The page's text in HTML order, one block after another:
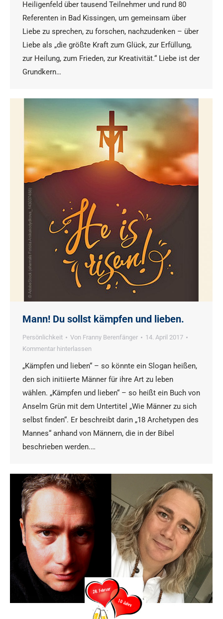
Heiligenfeld über tausend Teilnehmer und rund 80
Referenten in Bad Kissingen, um gemeinsam über
Liebe zu sprechen, zu forschen, nachzudenken – über
Liebe als „die größte Kraft zum Glück, zur Erfüllung,
zur Heilung, zum Frieden, zur Kreativität.“ Liebe ist der
Grundkern…
Mann! Du sollst kämpfen und lieben.
Persönlichkeit Von Franny Berenfänger
14. April 2017
Kommentar hinterlassen
„Kämpfen und lieben“ – so könnte ein Slogan heißen,
den sich initiierte Männer für ihre Art zu leben
wählen. „Kämpfen und lieben“ – so heißt ein Buch von
Anselm Grün mit dem Untertitel „Wie Männer zu sich
selbst finden“. Er beschreibt darin „18 Archetypen des
Mannes“ anhand von Männern, die in der Bibel
beschrieben werden.…